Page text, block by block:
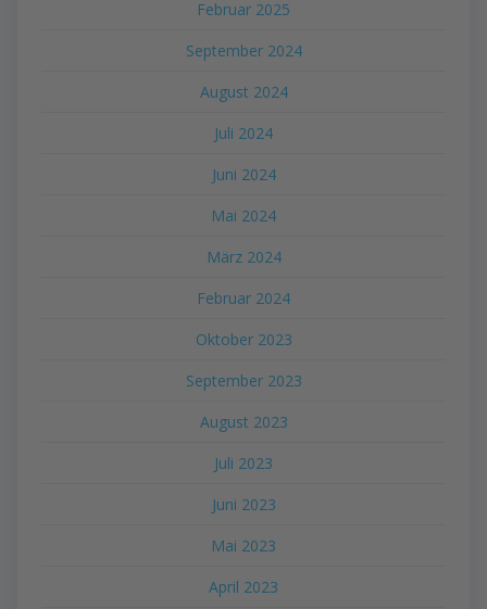
Februar 2025
September 2024
August 2024
Juli 2024
Juni 2024
Mai 2024
März 2024
Februar 2024
Oktober 2023
September 2023
August 2023
Juli 2023
Juni 2023
Mai 2023
April 2023